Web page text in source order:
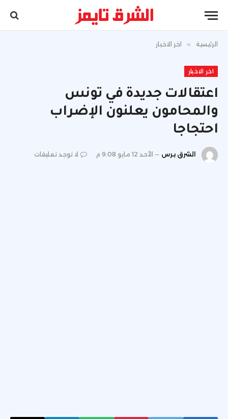
الرئيسية » اخر الاخبار
اخر الاخبار
اعتقالات جديدة في تونس
والمحامون يعلنون الإضراب
احتجاجا
الشرق برس الأحد 12 مايو 9:08 م لا توجد تعليقات